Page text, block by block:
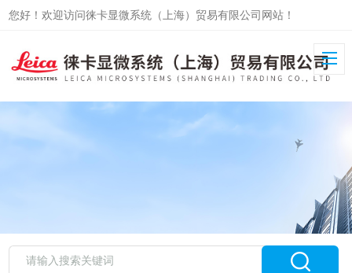
您好！欢迎访问徕卡显微系统（上海）贸易有限公司网站！